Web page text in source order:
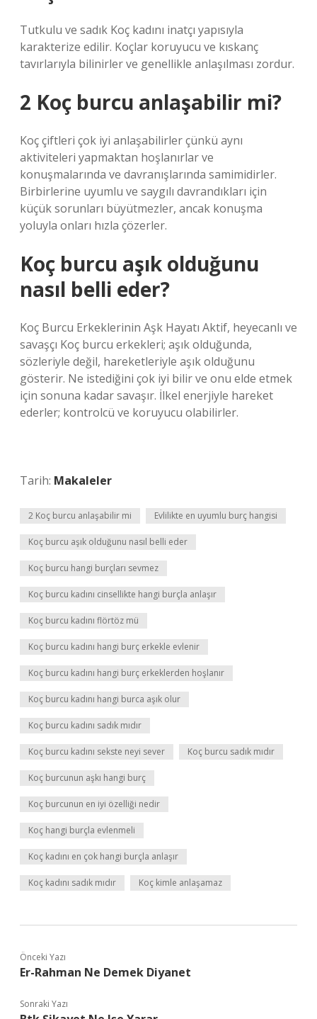
Tutkulu ve sadık Koç kadını inatçı yapısıyla
karakterize edilir. Koçlar koruyucu ve kıskanç
tavırlarıyla bilinirler ve genellikle anlaşılması zordur.
2 Koç burcu anlaşabilir mi?
Koç çiftleri çok iyi anlaşabilirler çünkü aynı
aktiviteleri yapmaktan hoşlanırlar ve
konuşmalarında ve davranışlarında samimidirler.
Birbirlerine uyumlu ve saygılı davrandıkları için
küçük sorunları büyütmezler, ancak konuşma
yoluyla onları hızla çözerler.
Koç burcu aşık olduğunu
nasıl belli eder?
Koç Burcu Erkeklerinin Aşk Hayatı Aktif, heyecanlı ve
savaşçı Koç burcu erkekleri; aşık olduğunda,
sözleriyle değil, hareketleriyle aşık olduğunu
gösterir. Ne istediğini çok iyi bilir ve onu elde etmek
için sonuna kadar savaşır. İlkel enerjiyle hareket
ederler; kontrolcü ve koruyucu olabilirler.
Tarih: Makaleler
2 Koç burcu anlaşabilir mi Evlilikte en uyumlu burç hangisi
Koç burcu aşık olduğunu nasıl belli eder
Koç burcu hangi burçları sevmez
Koç burcu kadını cinsellikte hangi burçla anlaşır
Koç burcu kadını flörtöz mü
Koç burcu kadını hangi burç erkekle evlenir
Koç burcu kadını hangi burç erkeklerden hoşlanır
Koç burcu kadını hangi burca aşık olur
Koç burcu kadını sadık mıdır
Koç burcu kadını sekste neyi sever Koç burcu sadık mıdır
Koç burcunun aşkı hangi burç
Koç burcunun en iyi özelliği nedir
Koç hangi burçla evlenmeli
Koç kadını en çok hangi burçla anlaşır
Koç kadını sadık mıdır Koç kimle anlaşamaz
Önceki Yazı
Er-Rahman Ne Demek Diyanet
Sonraki Yazı